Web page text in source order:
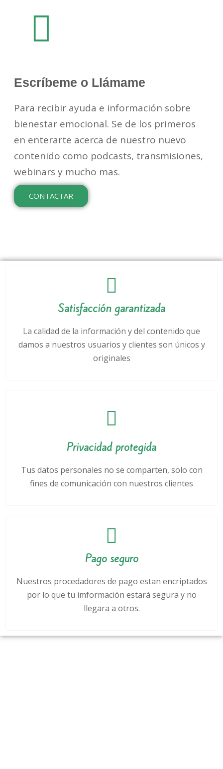
Escríbeme o Llámame
Para recibir ayuda e información sobre
bienestar emocional. Se de los primeros
en enterarte acerca de nuestro nuevo
contenido como podcasts, transmisiones,
webinars y mucho mas.
CONTACTAR
Satisfacción garantizada
La calidad de la información y del contenido que
damos a nuestros usuarios y clientes son únicos y
originales
Privacidad protegida
Tus datos personales no se comparten, solo con
fines de comunicación con nuestros clientes
Pago seguro
Nuestros procedadores de pago estan encriptados
por lo que tu imformación estará segura y no
llegara a otros.